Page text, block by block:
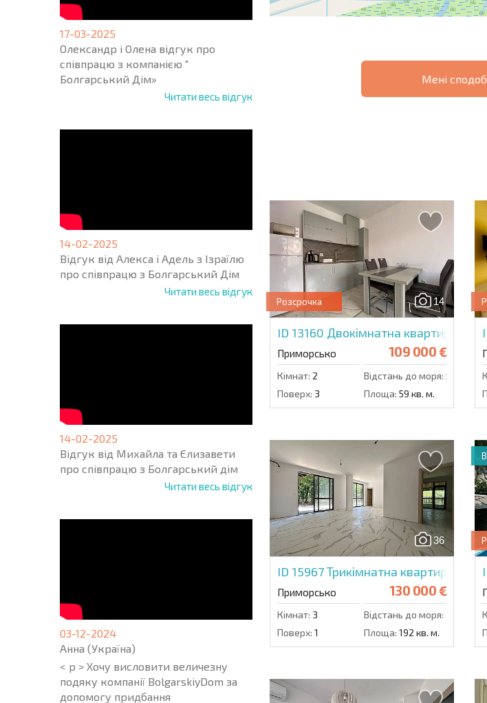
17-03-2025
Олександр і Олена відгук про
співпрацю з компанією "
Болгарський Дім»
Читати весь відгук
14-02-2025
Відгук від Алекса і Адель з Ізраїлю
про співпрацю з Болгарський Дім
Читати весь відгук
14-02-2025
Відгук від Михайла та Єлизавети
про співпрацю з Болгарський дім
Читати весь відгук
03-12-2024
Анна (Україна)
< p > Хочу висловити величезну
подяку компанії BolgarskiyDom за
допомогу придбання
Мені
* Поля обов'язкові для заповнення
14
Розсрочка
ID 13160 Двокімнатна квартира в
Приморсько 109 000 €
Кімнат: 2 Відстань до моря: 500 м.
Поверх: 3 Площа: 59 кв. м.
36
ID 15967Трикімнатна квартира в
Приморсько 130 000 €
Кімнат: 3 Відстань до моря: 400 м.
Поверх: 1 Площа: 192 кв. м.